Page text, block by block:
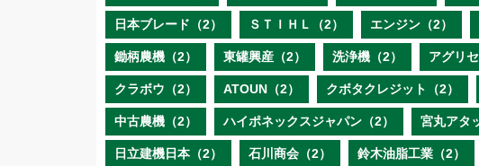
日本ブレード（2） ＳＴＩＨＬ（2） エンジン（2）
鋤柄農機（2） 東罐興産（2） 洗浄機（2） アグリ
クラボウ（2） ATOUN（2） クボタクレジット（2）
中古農機（2） ハイポネックスジャパン（2） 宮丸アタ
日立建機日本（2） 石川商会（2） 鈴木油脂工業（2）